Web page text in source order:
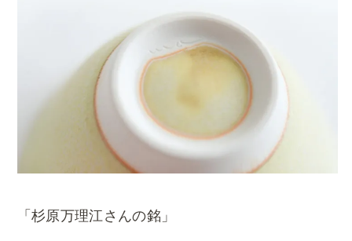
「杉原万理江さんの銘」